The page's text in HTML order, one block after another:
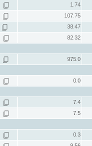
1.74
107.75
38.47
82.32
975.0
0.0
7.4
7.5
0.3